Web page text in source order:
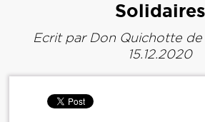
Solidaires
Ecrit par Don Quichotte de
15.12.2020